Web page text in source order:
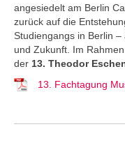
angesiedelt am Berlin
zurück auf die
Studiengangs in Berlin
und Zukunft. Im
der 13. Theodor
13. Fachtagung